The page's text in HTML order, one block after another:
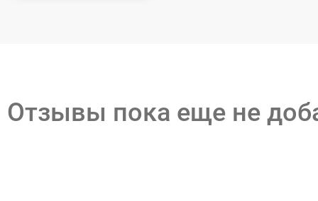
Отзывы пока еще не